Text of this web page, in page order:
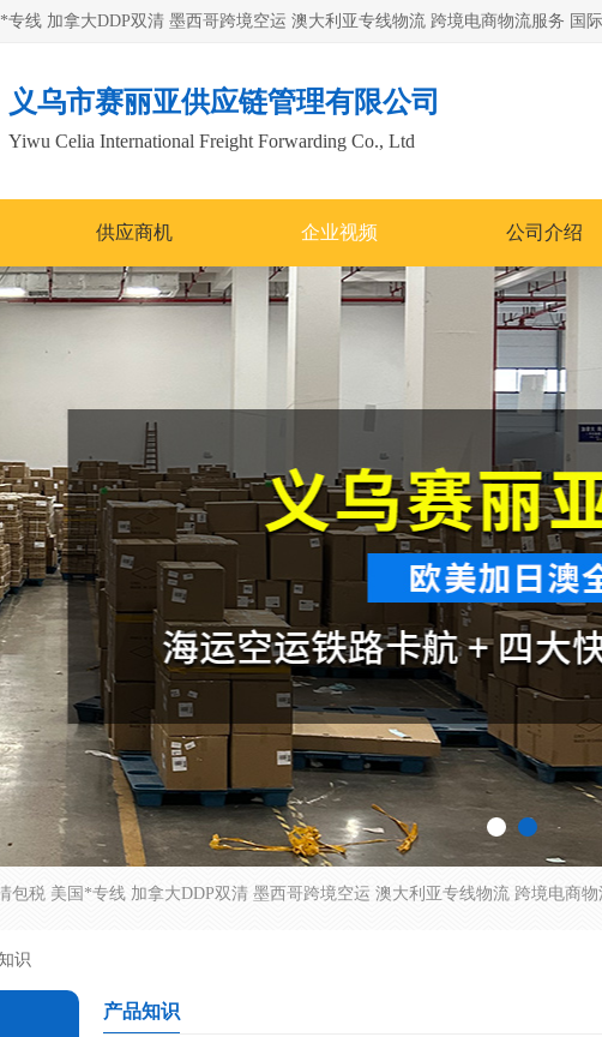
义乌市赛丽亚供应链管理有限公司
Yiwu Celia International Freight Forwarding Co., Ltd
供应商机 企业视频 公司介绍
识
产品知识